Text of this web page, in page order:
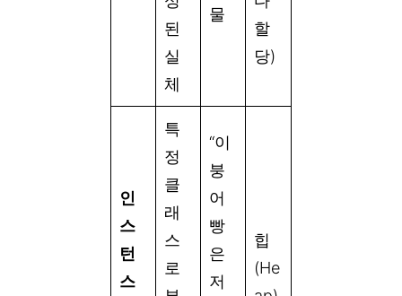
된
실
체
물
할
당)
인
스
턴
스
특
정
클
래
스
로
“이
붕
어
빵
은
저
힙
(He